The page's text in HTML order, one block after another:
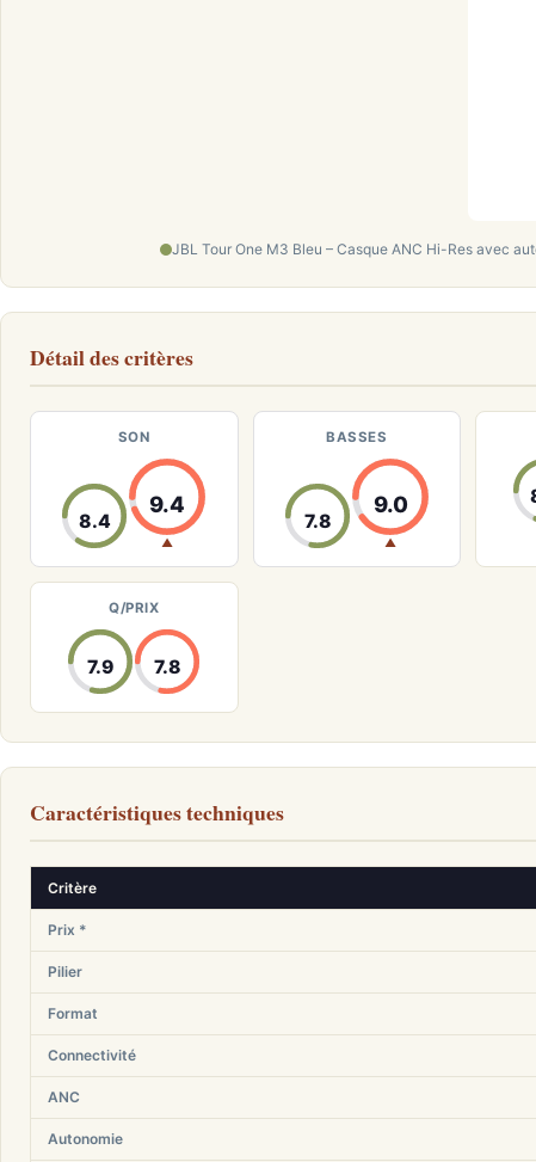
JBL Tour One M3 Bleu – Casque ANC Hi-Res avec
Détail des critères
SON
8.4
9.4
▲
BASSES
7.8
9.0
▲
Q/PRIX
7.9 7.8
Caractéristiques techniques
Critère
Prix *
Pilier
Format
Connectivité
ANC
Autonomie